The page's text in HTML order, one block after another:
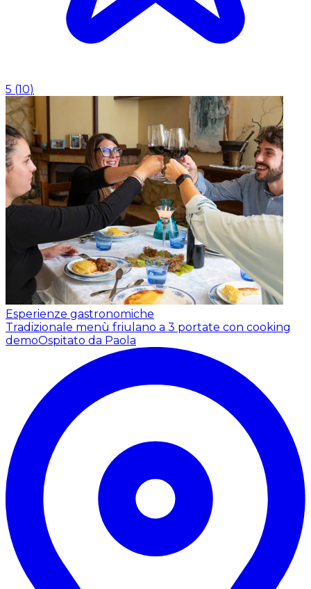
5 (10)
Esperienze gastronomiche
Tradizionale menù friulano a 3 portate con cooking
demoOspitato da Paola